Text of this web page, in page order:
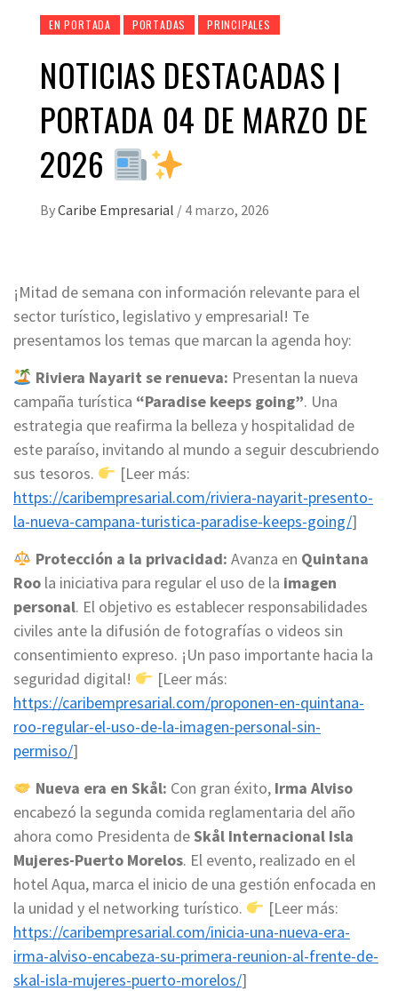
EN PORTADA PORTADAS PRINCIPALES
NOTICIAS DESTACADAS |
PORTADA 04 DE MARZO DE
2026
ByCaribe Empresarial / 4 marzo, 2026
¡Mitad de semana con información relevante para el
sector turístico, legislativo y empresarial! Te
presentamos los temas que marcan la agenda hoy:
Riviera Nayarit se renueva: Presentan la nueva
campaña turística “Paradise keeps going”. Una
estrategia que reafirma la belleza y hospitalidad de
este paraíso, invitando al mundo a seguir descubriendo
sus tesoros.
[Leer más:
https://caribempresarial.com/riviera-nayarit-presento-
la-nueva-campana-turistica-paradise-keeps-going/]
Protección a la privacidad: Avanza en Quintana
Roo la iniciativa para regular el uso de la imagen
personal. El objetivo es establecer responsabilidades
civiles ante la difusión de fotografías o videos sin
consentimiento expreso. ¡Un paso importante hacia la
seguridad digital!
[Leer más:
https://caribempresarial.com/proponen-en-quintana-
roo-regular-el-uso-de-la-imagen-personal-sin-
permiso/]
Nueva era en Skål: Con gran éxito, Irma Alviso
encabezó la segunda comida reglamentaria del año
ahora como Presidenta deSkål Internacional Isla
Mujeres-Puerto Morelos. El evento, realizado en el
hotel Aqua, marca el inicio de una gestión enfocada en
la unidad y el networking turístico.
[Leer más:
https://caribempresarial.com/inicia-una-nueva-era-
irma-alviso-encabeza-su-primera-reunion-al-frente-de-
skal-isla-mujeres-puerto-morelos/]